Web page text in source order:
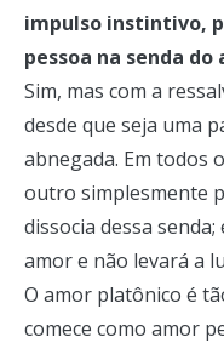
impulso instintivo,
pessoa na senda
Sim, mas com a
desde que seja uma
abnegada. Em todos
outro simplesmente
dissocia dessa
amor e não levará a
O amor platônico é
comece como amor